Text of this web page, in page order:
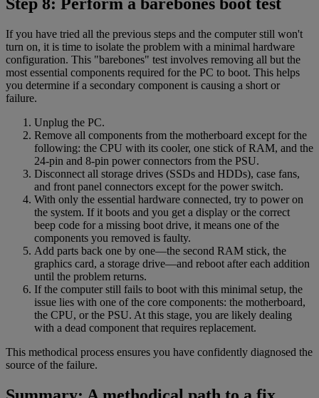
Step 8: Perform a barebones boot test
If you have tried all the previous steps and the computer still won't
turn on, it is time to isolate the problem with a minimal hardware
configuration. This "barebones" test involves removing all but the
most essential components required for the PC to boot. This helps
you determine if a secondary component is causing a short or
failure.
Unplug the PC.
Remove all components from the motherboard except for the
following: the CPU with its cooler, one stick of RAM, and the
24-pin and 8-pin power connectors from the PSU.
Disconnect all storage drives (SSDs and HDDs), case fans,
and front panel connectors except for the power switch.
With only the essential hardware connected, try to power on
the system. If it boots and you get a display or the correct
beep code for a missing boot drive, it means one of the
components you removed is faulty.
Add parts back one by one—the second RAM stick, the
graphics card, a storage drive—and reboot after each addition
until the problem returns.
If the computer still fails to boot with this minimal setup, the
issue lies with one of the core components: the motherboard,
the CPU, or the PSU. At this stage, you are likely dealing
with a dead component that requires replacement.
This methodical process ensures you have confidently diagnosed the
source of the failure.